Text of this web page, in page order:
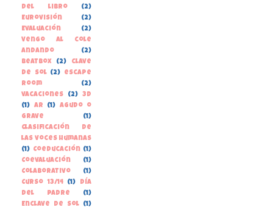
del libro
(2)
Eurovisión
(2)
Evaluación
(2)
Vengo al cole
andando
(2)
beatbox
(2)
clave
de sol (2)
escape
room
(2)
vacaciones
(2)
3D
(1)
AR (1)
Agudo o
grave
(1)
Clasificación de
las voces humanas
(1) Coeducación (1)
Coevaluación
(1)
Colaborativo
(1)
Curso 13/14
(1)
Día
del Padre
(1)
Enclave de Sol
(1)